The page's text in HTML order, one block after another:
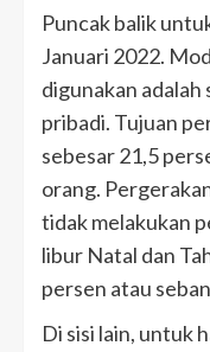
Puncak balik
Januari 2022.
digunakan adalah
pribadi. Tujuan
sebesar 21,5
orang.
tidak melakukan
libur Natal dan
persen atau
Di sisi lain, untuk